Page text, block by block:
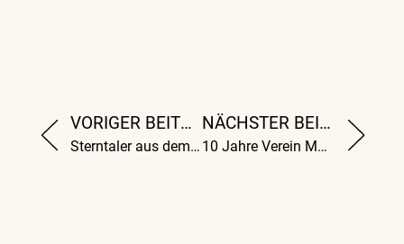
VORIGER BEITRAG
Sterntaler aus dem mük
NÄCHSTER BEITRAG
10 Jahre Verein Mühlviertel Kreativ